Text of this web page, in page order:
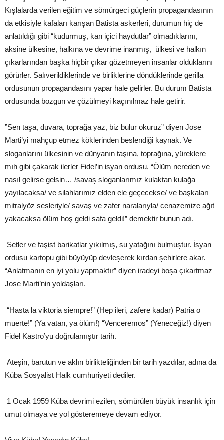
Kışlalarda verilen eğitim ve sömürgeci güçlerin propagandasının
da etkisiyle kafaları karışan Batista askerleri, durumun hiç de
anlatıldığı gibi “kudurmuş, kan içici haydutlar” olmadıklarını,
aksine ülkesine, halkına ve devrime inanmış, ülkesi ve halkın
çıkarlarından başka hiçbir çıkar gözetmeyen insanlar olduklarını
görürler. Salıverildiklerinde ve birliklerine döndüklerinde gerilla
ordusunun propagandasını yapar hale gelirler. Bu durum Batista
ordusunda bozgun ve çözülmeyi kaçınılmaz hale getirir.
”Sen taşa, duvara, toprağa yaz, biz bulur okuruz” diyen Jose
Marti’yi mahçup etmez köklerinden beslendiği kaynak. Ve
sloganlarını ülkesinin ve dünyanın taşına, toprağına, yüreklere
mıh gibi çakarak ilerler Fidel’in isyan ordusu. “Ölüm nereden ve
nasıl gelirse gelsin… /savaş sloganlarımız kulaktan kulağa
yayılacaksa/ ve silahlarımız elden ele geçecekse/ ve başkaları
mitralyöz sesleriyle/ savaş ve zafer naralarıyla/ cenazemize ağıt
yakacaksa ölüm hoş geldi safa geldi!” demektir bunun adı.
Setler ve faşist barikatlar yıkılmış, su yatağını bulmuştur. İsyan
ordusu kartopu gibi büyüyüp devleşerek kırdan şehirlere akar.
“Anlatmanın en iyi yolu yapmaktır” diyen iradeyi boşa çıkartmaz
Jose Marti’nin yoldaşları.
“Hasta la viktoria siempre!” (Hep ileri, zafere kadar) Patria o
muerte!” (Ya vatan, ya ölüm!) “Venceremos” (Yeneceğiz!) diyen
Fidel Kastro’yu doğrulamıştır tarih.
Ateşin, barutun ve aklın birlikteliğinden bir tarih yazdılar, adına da
Küba Sosyalist Halk cumhuriyeti dediler.
1 Ocak 1959 Küba devrimi ezilen, sömürülen büyük insanlık için
umut olmaya ve yol gösteremeye devam ediyor.